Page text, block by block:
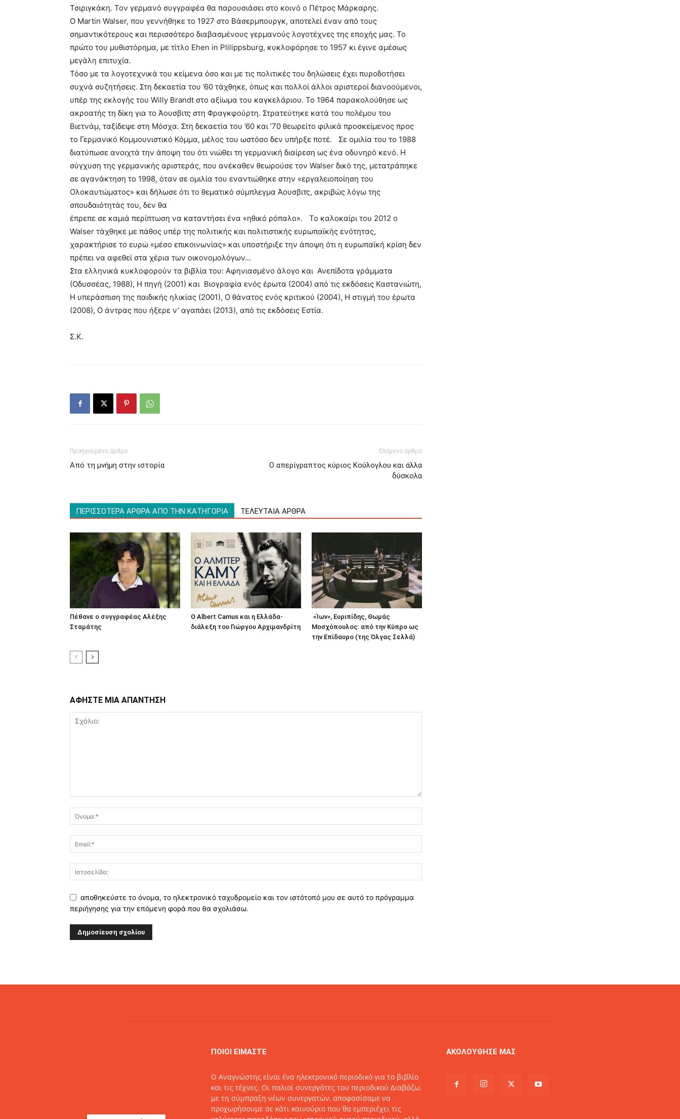
Τσιριγκάκη. Τον γερμανό συγγραφέα θα παρουσιάσει στο κοινό ο Πέτρος Μάρκαρης.
Ο Martin Walser, που γεννήθηκε το 1927 στο Βάσερμπουργκ, αποτελεί έναν από τους
σημαντικότερους και περισσότερο διαβασμένους γερμανούς λογοτέχνες της εποχής μας. Το
πρώτο του μυθιστόρημα, με τίτλο Ehen in Plilippsburg, κυκλοφόρησε το 1957 κι έγινε αμέσως
μεγάλη επιτυχία.
Τόσο με τα λογοτεχνικά του κείμενα όσο και με τις πολιτικές του δηλώσεις έχει πυροδοτήσει
συχνά συζητήσεις. Στη δεκαετία του ’60 τάχθηκε, όπως και πολλοί άλλοι αριστεροί διανοούμενοι,
υπέρ της εκλογής του Willy Brandt στο αξίωμα του καγκελάριου. Το 1964 παρακολούθησε ως
ακροατής τη δίκη για το Άουσβιτς στη Φραγκφούρτη. Στρατεύτηκε κατά του πολέμου του
Βιετνάμ, ταξίδεψε στη Μόσχα. Στη δεκαετία του ’60 και ’70 θεωρείτο φιλικά προσκείμενος προς
το Γερμανικό Κομμουνιστικό Κόμμα, μέλος του ωστόσο δεν υπήρξε ποτέ. Σε ομιλία του το 1988
διατύπωσε ανοιχτά την άποψη του ότι νιώθει τη γερμανική διαίρεση ως ένα οδυνηρό κενό. Η
σύγχυση της γερμανικής αριστεράς, που ανέκαθεν θεωρούσε τον Walser δικό της, μετατράπηκε
σε αγανάκτηση το 1998, όταν σε ομιλία του εναντιώθηκε στην «εργαλειοποίηση του
Ολοκαυτώματος» και δήλωσε ότι το θεματικό σύμπλεγμα Άουσβιτς, ακριβώς λόγω της
σπουδαιότητάς του, δεν θα
έπρεπε σε καμιά περίπτωση να καταντήσει ένα «ηθικό ρόπαλο». Το καλοκαίρι του 2012 ο
Walser τάχθηκε με πάθος υπέρ της πολιτικής και πολιτιστικής ευρωπαϊκής ενότητας,
χαρακτήρισε το ευρώ «μέσο επικοινωνίας» και υποστήριξε την άποψη ότι η ευρωπαϊκή κρίση δεν
πρέπει να αφεθεί στα χέρια των οικονομολόγων…
Στα ελληνικά κυκλοφορούν τα βιβλία του: Αφηνιασμένο άλογο και Ανεπίδοτα γράμματα
(Οδυσσέας, 1988), Η πηγή (2001) και Βιογραφία ενός έρωτα (2004) από τις εκδόσεις Καστανιώτη,
Η υπεράσπιση της παιδικής ηλικίας (2001), Ο θάνατος ενός κριτικού (2004), Η στιγμή του έρωτα
(2008), Ο άντρας που ήξερε ν’ αγαπάει (2013), από τις εκδόσεις Εστία.
Σ.Κ.
Προηγούμενο άρθρο
Από τη μνήμη στην ιστορία
Επόμενο άρθρο
Ο απερίγραπτος κύριος Κούλογλου και άλλα
δύσκολα
ΠΕΡΙΣΣΟΤΕΡΑ ΑΡΘΡΑ ΑΠΟ ΤΗΝ ΚΑΤΗΓΟΡΙΑ ΤΕΛΕΥΤΑΙΑ ΑΡΘΡΑ
Πέθανε ο συγγραφέας Αλέξης
Σταμάτης
O Albert Camus και η Ελλάδα-
διάλεξη του Γιώργου Αρχιμανδρίτη
«Ίων», Ευριπίδης, Θωμάς
Μοσχόπουλος: από την Κύπρο ως
την Επίδαυρο (της Όλγας Σελλά)
ΑΦΗΣΤΕ ΜΙΑ ΑΠΑΝΤΗΣΗ
αποθηκεύστε το όνομα, το ηλεκτρονικό ταχυδρομείο και τον ιστότοπό μου σε αυτό το πρόγραμμα
περιήγησης για την επόμενη φορά που θα σχολιάσω.
ΠΟΙΟΙ ΕΙΜΑΣΤΕ
O Αναγνώστης είναι ένα ηλεκτρονικό περιοδικό για το βιβλίο
και τις τέχνες. Οι παλιοί συνεργάτες του περιοδικού Διαβάζω,
με τη σύμπραξη νέων συνεργατών, αποφασίσαμε να
προχωρήσουμε σε κάτι καινούριο που θα εμπεριέχει τις
ΑΚΟΛΟΥΘΗΣΕ ΜΑΣ